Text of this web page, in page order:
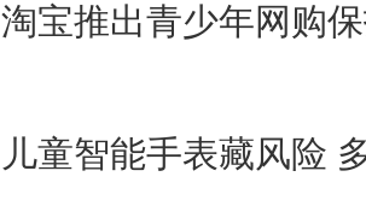
淘宝推出青少年网购
儿童智能手表藏风险